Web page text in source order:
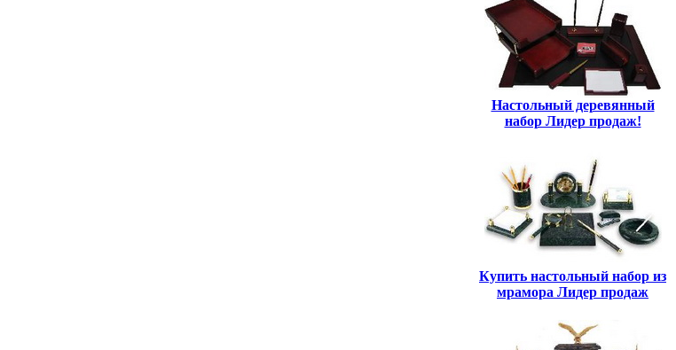
Настольный деревянный
набор Лидер продаж!
Купить настольный набор из
мрамора Лидер продаж